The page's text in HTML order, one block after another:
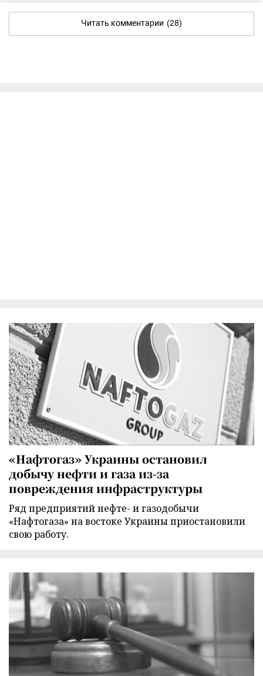
Читать комментарии (28)
«Нафтогаз» Украины остановил
добычу нефти и газа из-за
повреждения инфраструктуры
Ряд предприятий нефте- и газодобычи
«Нафтогаза» на востоке Украины приостановили
свою работу.